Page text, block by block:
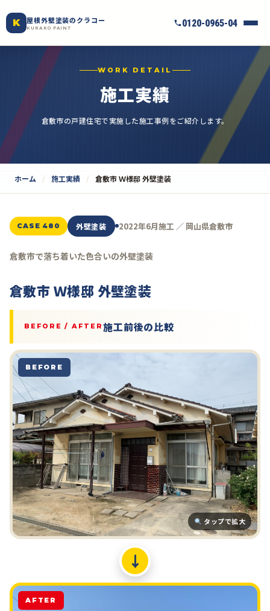
K 屋根外壁塗装のクラコー
KURAKO PAINT 0120-0965-04
WORK DETAIL
施工実績
倉敷市の戸建住宅で実施した施工事例をご紹介します。
ホーム 施工実績 倉敷市 Ｗ様邸 外壁塗装
CASE 480 外壁塗装 2022年6月施工 ／ 岡山県倉敷市
倉敷市で落ち着いた色合いの外壁塗装
倉敷市 Ｗ様邸 外壁塗装
BEFORE / AFTER 施工前後の比較
タップで拡大
BEFORE
↓
AFTER